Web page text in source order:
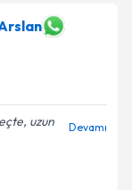
uzun
Devamı